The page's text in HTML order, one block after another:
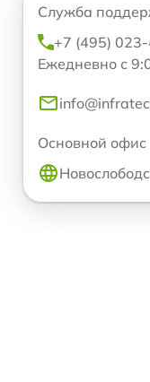
Служба
+7 (495)
Ежедневно с
Основной офис